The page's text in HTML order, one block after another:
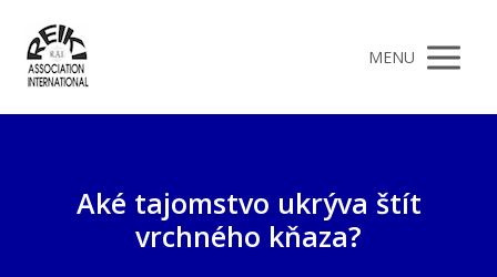
MENU
Aké tajomstvo ukrýva štít
vrchného kňaza?